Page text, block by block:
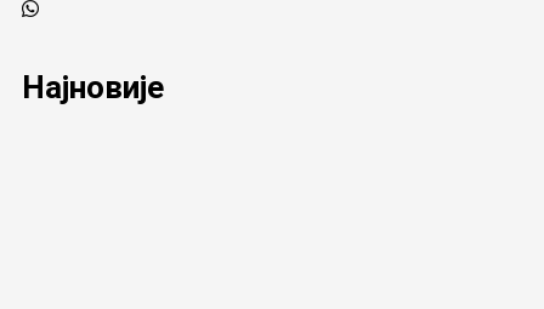
Најновије